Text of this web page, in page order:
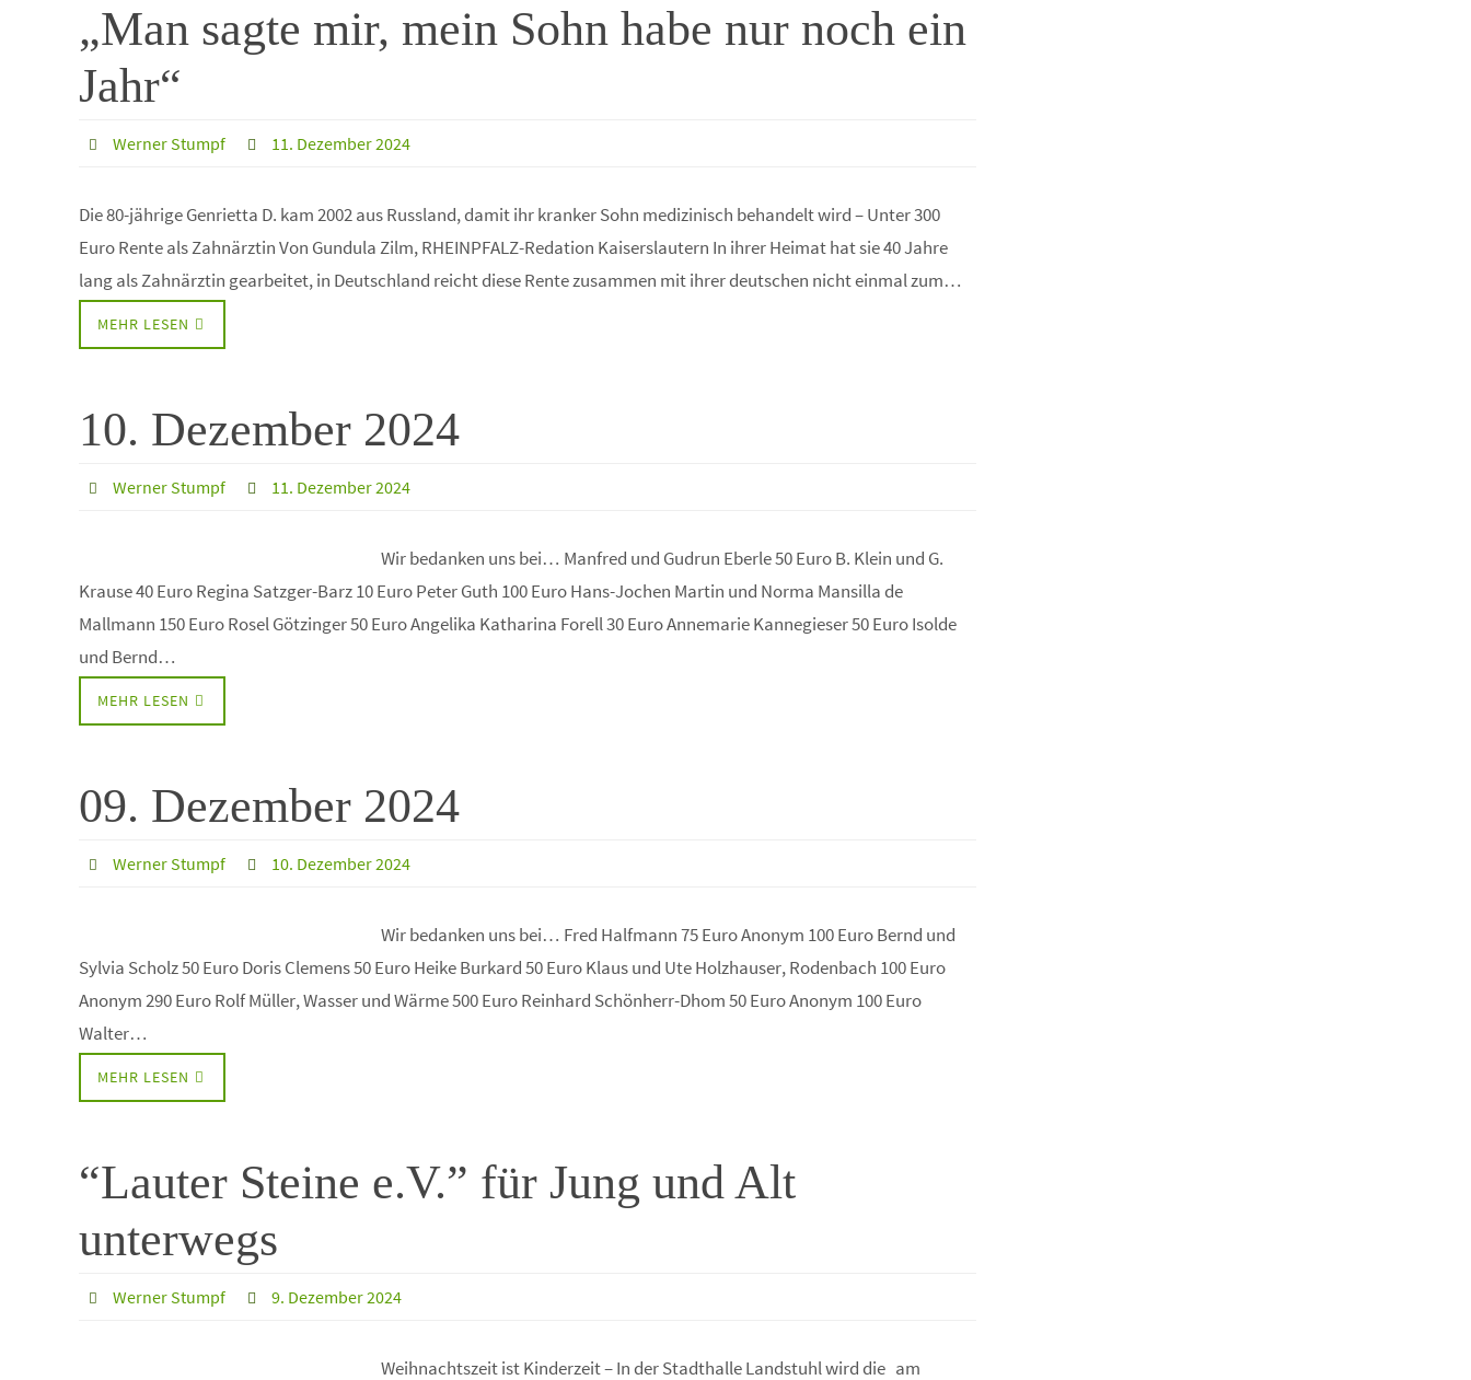
„Man sagte mir, mein Sohn habe nur noch ein
Jahr“
Werner Stumpf 11. Dezember 2024
Die 80-jährige Genrietta D. kam 2002 aus Russland, damit ihr kranker Sohn medizinisch behandelt wird – Unter 300
Euro Rente als Zahnärztin Von Gundula Zilm, RHEINPFALZ-Redation Kaiserslautern In ihrer Heimat hat sie 40 Jahre
lang als Zahnärztin gearbeitet, in Deutschland reicht diese Rente zusammen mit ihrer deutschen nicht einmal zum…
MEHR LESEN
10. Dezember 2024
Werner Stumpf 11. Dezember 2024
Wir bedanken uns bei… Manfred und Gudrun Eberle 50 Euro B. Klein und G.
Krause 40 Euro Regina Satzger-Barz 10 Euro Peter Guth 100 Euro Hans-Jochen Martin und Norma Mansilla de
Mallmann 150 Euro Rosel Götzinger 50 Euro Angelika Katharina Forell 30 Euro Annemarie Kannegieser 50 Euro Isolde
und Bernd…
MEHR LESEN
09. Dezember 2024
Werner Stumpf 10. Dezember 2024
Wir bedanken uns bei… Fred Halfmann 75 Euro Anonym 100 Euro Bernd und
Sylvia Scholz 50 Euro Doris Clemens 50 Euro Heike Burkard 50 Euro Klaus und Ute Holzhauser, Rodenbach 100 Euro
Anonym 290 Euro Rolf Müller, Wasser und Wärme 500 Euro Reinhard Schönherr-Dhom 50 Euro Anonym 100 Euro
Walter…
MEHR LESEN
“Lauter Steine e.V.” für Jung und Alt
unterwegs
Werner Stumpf 9. Dezember 2024
Weihnachtszeit ist Kinderzeit – In der Stadthalle Landstuhl wird die am